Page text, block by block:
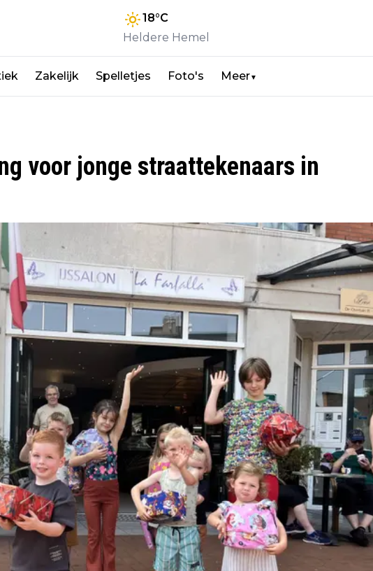
18°C
Heldere Hemel
Zakelijk Spelletjes Foto's Meer▼
voor jonge straattekenaars in